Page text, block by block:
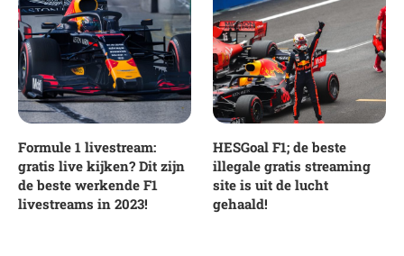
Formule 1 livestream:
gratis live kijken? Dit zijn
de beste werkende F1
livestreams in 2023!
HESGoal F1; de beste
illegale gratis streaming
site is uit de lucht
gehaald!